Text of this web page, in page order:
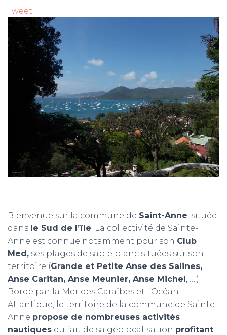
G
A
T
O
N
Tweet
Bienvenue sur la commune de Saint-Anne , située
dans le Sud de l’ïle . La collectivité de Sainte-
Anne est connue notamment pour son Club
Med, ses plages de sable blanc situées sur son
territoire (Grande et Petite Anse des Salines,
Anse Caritan, Anse Meunier, Anse Michel , ….).
Bordé par la Mer des Caraïbes et l’Océan
Atlantique, le territoire de la commune de Sainte-
Anne propose de nombreuses activités
nautiques du fait de sa géolocalisation profitant